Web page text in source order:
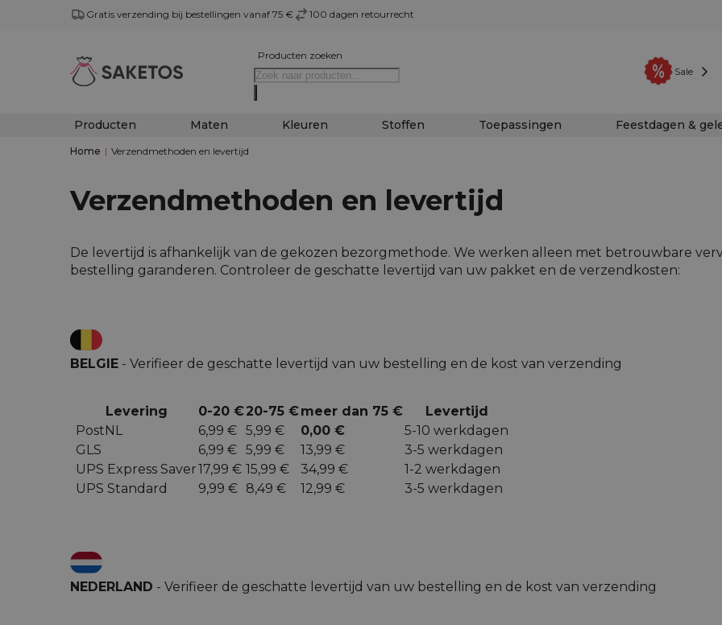
Gratis verzending bij bestellingen vanaf 75 € 100 dagen retourrecht
Producten zoeken
Sale
Producten Maten Kleuren Stoffen Toepassingen Feestdagen &
Home | Verzendmethoden en levertijd
Verzendmethoden en levertijd
De levertijd is afhankelijk van de gekozen bezorgmethode. We werken alleen met betrouwbare
bestelling garanderen. Controleer de geschatte levertijd van uw pakket en de verzendkosten:
BELGIE - Verifieer de geschatte levertijd van uw bestelling en de kost van verzending
Levering 0-20 €20-75 €meer dan 75 €
Levertijd
PostNL
6,99 € 5,99 € 0,00 €
5-10 werkdagen
GLS
6,99 € 5,99 € 13,99 €
3-5 werkdagen
UPS Express Saver17,99 € 15,99 € 34,99 €
1-2 werkdagen
UPS Standard
9,99 € 8,49 € 12,99 € 3-5 werkdagen
NEDERLAND - Verifieer de geschatte levertijd van uw bestelling en de kost van verzending